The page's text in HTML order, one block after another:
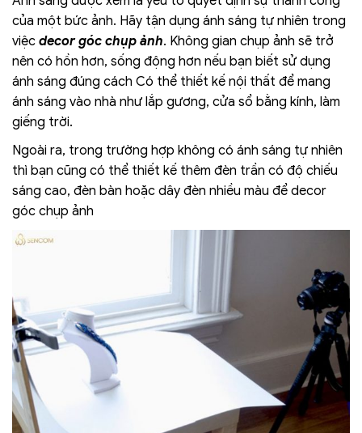
của một bức ảnh. Hãy tận dụng ánh sáng tự nhiên trong
việc decor góc chụp ảnh. Không gian chụp ảnh sẽ trở
nên có hồn hơn, sống động hơn nếu bạn biết sử dụng
ánh sáng đúng cách Có thể thiết kế nội thất để mang
ánh sáng vào nhà như lắp gương, cửa sổ bằng kính, làm
giếng trời.
Ngoài ra, trong trường hợp không có ánh sáng tự nhiên
thì bạn cũng có thể thiết kế thêm đèn trần có độ chiếu
sáng cao, đèn bàn hoặc dây đèn nhiều màu để decor
góc chụp ảnh